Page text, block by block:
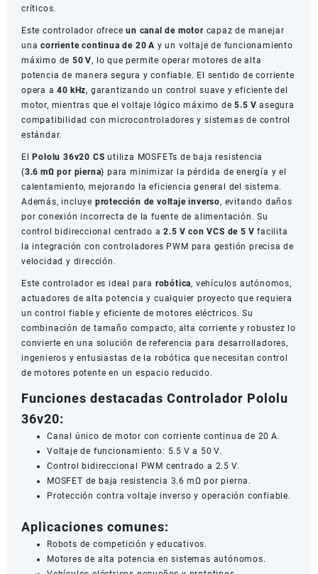
críticos.
Este controlador ofreceun canal de motorcapaz de manejar
unacorriente continua de 20 A y un voltaje de funcionamiento
máximo de 50 V, lo que permite operar motores de alta
potencia de manera segura y confiable. El sentido de corriente
opera a40 kHz, garantizando un control suave y eficiente del
motor, mientras que el voltaje lógico máximo de5.5 V asegura
compatibilidad con microcontroladores y sistemas de control
estándar.
El Pololu 36v20 CS utiliza MOSFETs de baja resistencia
(3.6 mΩ por pierna) para minimizar la pérdida de energía y el
calentamiento, mejorando la eficiencia general del sistema.
Además, incluye protección de voltaje inverso, evitando daños
por conexión incorrecta de la fuente de alimentación. Su
control bidireccional centrado a2.5 V con VCS de 5 V facilita
la integración con controladores PWM para gestión precisa de
velocidad y dirección.
Este controlador es ideal para robótica, vehículos autónomos,
actuadores de alta potencia y cualquier proyecto que requiera
un control fiable y eficiente de motores eléctricos. Su
combinación de tamaño compacto, alta corriente y robustez lo
convierte en una solución de referencia para desarrolladores,
ingenieros y entusiastas de la robótica que necesitan control
de motores potente en un espacio reducido.
Funciones destacadas Controlador Pololu
36v20:
Canal único de motor con corriente continua de 20 A.
Voltaje de funcionamiento: 5.5 V a 50 V.
Control bidireccional PWM centrado a 2.5 V.
MOSFET de baja resistencia 3.6 mΩ por pierna.
Protección contra voltaje inverso y operación confiable.
Aplicaciones comunes:
Robots de competición y educativos.
Motores de alta potencia en sistemas autónomos.